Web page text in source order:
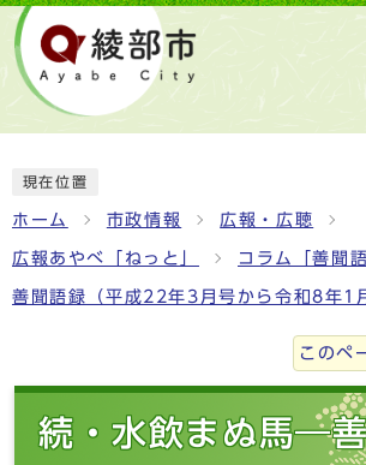
現在位置
ホーム 市政情報 広報・広聴
広報あやべ「ねっと」 コラム「善聞語
善聞語録（平成22年3月号から令和8年1
このペ
続・水飲まぬ馬―